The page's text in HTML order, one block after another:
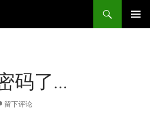
码了…
留下评论